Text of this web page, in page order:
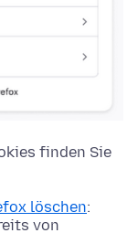
finden Sie
löschen:
von